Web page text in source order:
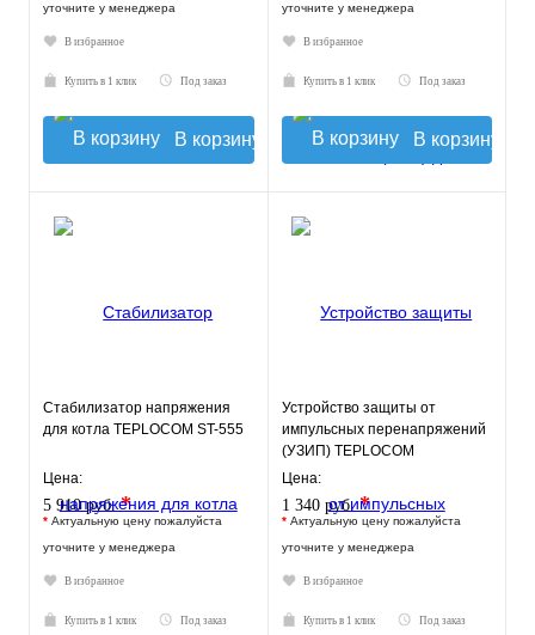
уточните у менеджера
В избранное
Купить в 1 клик Под заказ
В корзину
уточните у менеджера
В избранное
Купить в 1 клик Под заказ
В корзину
Стабилизатор напряжения
для котла TEPLOCOM ST-555
Цена:
5 910 руб.*
* Актуальную цену пожалуйста
уточните у менеджера
В избранное
Купить в 1 клик Под заказ
Устройство защиты от
импульсных перенапряжений
(УЗИП) TEPLOCOM
АЛЬБАТРОС-220/3500 АС
Цена:
1 340 руб.*
* Актуальную цену пожалуйста
уточните у менеджера
В избранное
Купить в 1 клик Под заказ